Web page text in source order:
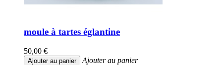
moule à tartes églantine
50,00 €
Ajouter au panier
Ajouter au panier